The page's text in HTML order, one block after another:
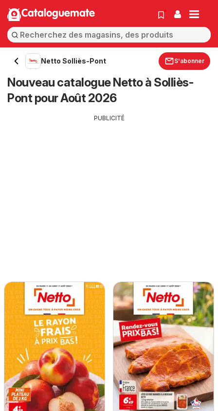
Cataloguemate
Netto Solliès-Pont S'abonner
Nouveau catalogue Netto à Solliès-
Pont pour Août 2026
PUBLICITÉ